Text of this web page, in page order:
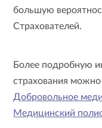
большую
Страхователей.
Более подробную
страхования
Добровольное
Медицинский